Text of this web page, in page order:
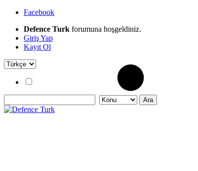
Facebook
Defence Turk forumuna hoşgeldiniz.
Giriş Yap
Kayıt Ol